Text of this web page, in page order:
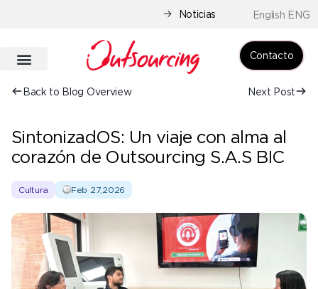
Noticias English ENG
Contacto
Back to Blog Overview Next Post
SintonizadOS: Un viaje con alma al
corazón de Outsourcing S.A.S BIC
Cultura Feb 27,2026